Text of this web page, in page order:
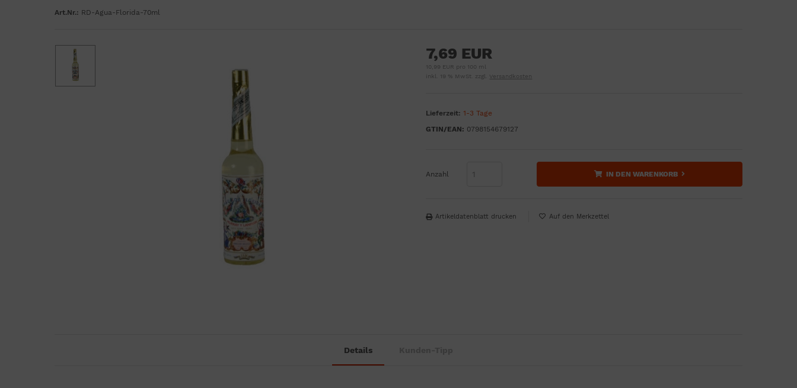
Art.Nr.: RD-Agua-Florida-70ml
7,69 EUR
10,99 EUR pro 100 ml
inkl. 19 % MwSt. zzgl.
Versandkosten
Lieferzeit: 1-3 Tage
GTIN/EAN: 0798154679127
Anzahl IN DEN WARENKORB
Artikeldatenblatt drucken
Details